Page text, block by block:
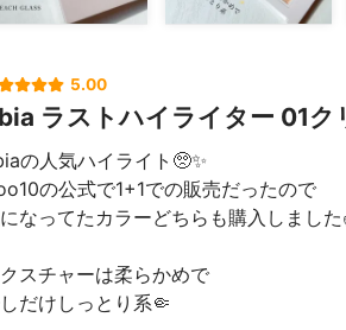
5.00
ラストハイライター 01
の人気ハイライト🥺✨
の公式で1+1での販売だったので
なってたカラーどちらも購入しまし
スチャーは柔らかめで
だけしっとり系🤏